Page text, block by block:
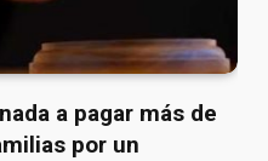
a pagar más de
por un